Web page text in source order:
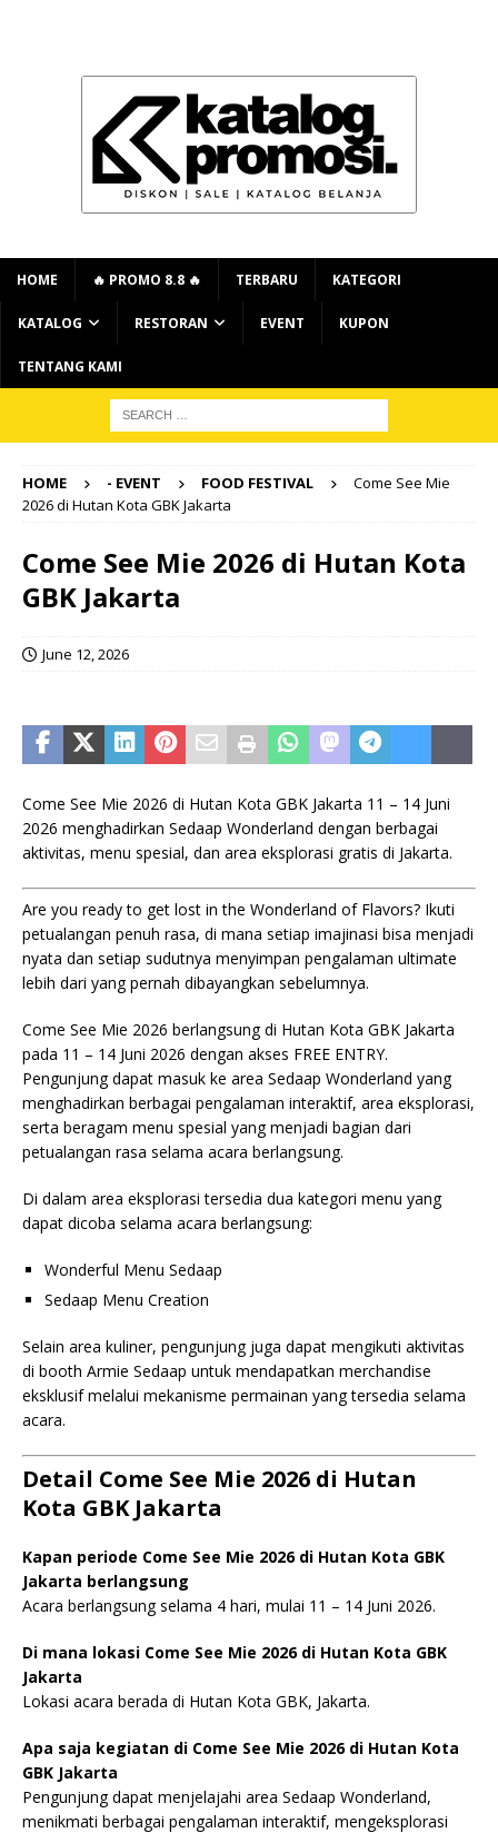
HOME 🔥 PROMO 8.8 🔥 TERBARU KATEGORI
KATALOG RESTORAN EVENT KUPON
TENTANG KAMI
HOME - EVENT FOOD FESTIVAL
Come See Mie
2026 di Hutan Kota GBK Jakarta
Come See Mie 2026 di Hutan Kota
GBK Jakarta
June 12, 2026
Come See Mie 2026 di Hutan Kota GBK Jakarta 11 – 14 Juni
2026 menghadirkan Sedaap Wonderland dengan berbagai
aktivitas, menu spesial, dan area eksplorasi gratis di Jakarta.
Are you ready to get lost in the Wonderland of Flavors? Ikuti
petualangan penuh rasa, di mana setiap imajinasi bisa menjadi
nyata dan setiap sudutnya menyimpan pengalaman ultimate
lebih dari yang pernah dibayangkan sebelumnya.
Come See Mie 2026 berlangsung di Hutan Kota GBK Jakarta
pada 11 – 14 Juni 2026 dengan akses FREE ENTRY.
Pengunjung dapat masuk ke area Sedaap Wonderland yang
menghadirkan berbagai pengalaman interaktif, area eksplorasi,
serta beragam menu spesial yang menjadi bagian dari
petualangan rasa selama acara berlangsung.
Di dalam area eksplorasi tersedia dua kategori menu yang
dapat dicoba selama acara berlangsung:
Wonderful Menu Sedaap
Sedaap Menu Creation
Selain area kuliner, pengunjung juga dapat mengikuti aktivitas
di booth Armie Sedaap untuk mendapatkan merchandise
eksklusif melalui mekanisme permainan yang tersedia selama
acara.
Detail Come See Mie 2026 di Hutan
Kota GBK Jakarta
Kapan periode Come See Mie 2026 di Hutan Kota GBK
Jakarta berlangsung
Acara berlangsung selama 4 hari, mulai 11 – 14 Juni 2026.
Di mana lokasi Come See Mie 2026 di Hutan Kota GBK
Jakarta
Lokasi acara berada di Hutan Kota GBK, Jakarta.
Apa saja kegiatan di Come See Mie 2026 di Hutan Kota
GBK Jakarta
Pengunjung dapat menjelajahi area Sedaap Wonderland,
menikmati berbagai pengalaman interaktif, mengeksplorasi